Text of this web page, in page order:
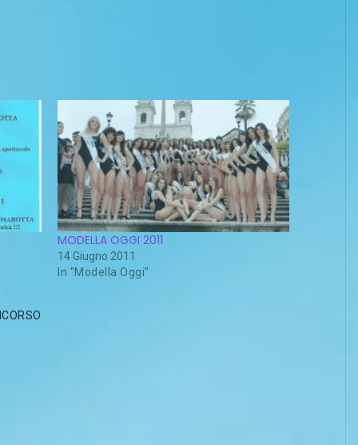
MODELLA OGGI 2011
14 Giugno 2011
In "Modella Oggi"